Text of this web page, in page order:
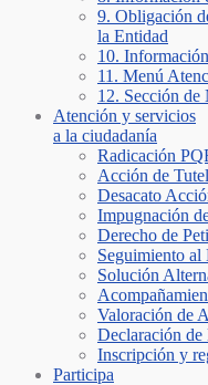
9. Obligación
la Entidad
10.
11. Menú
12. Sección de
Atención y servicios
a la ciudadanía
Radicación
Acción de
Desacato
Impugnación
Derecho de
Seguimiento al
Solución
Valoración de
Declaración de
Inscripción y
Participa